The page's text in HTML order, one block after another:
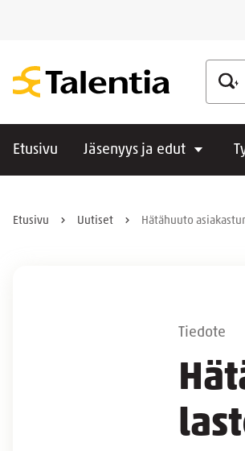
Hae
Etusivu Jäsenyys ja edut
Etusivu Uutiset Hätähuuto
Tiedote